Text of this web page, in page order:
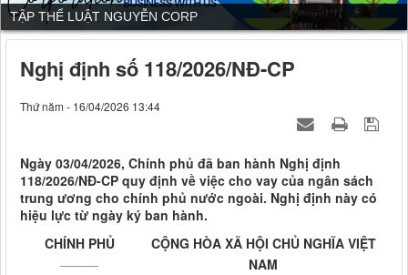
TẬP THỂ LUẬT NGUYỄN CORP
Nghị định số 118/2026/NĐ-CP
Thứ năm - 16/04/2026 13:44
Ngày 03/04/2026, Chính phủ đã ban hành Nghị định
118/2026/NĐ-CP quy định về việc cho vay của ngân sách
trung ương cho chính phủ nước ngoài. Nghị định này có
hiệu lực từ ngày ký ban hành.
CHÍNH PHỦ
CỘNG HÒA XÃ HỘI CHỦ NGHĨA VIỆT
NAM